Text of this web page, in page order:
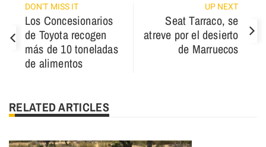
DON'T MISS IT
Los Concesionarios
de Toyota recogen
más de 10 toneladas
de alimentos
UP NEXT
Seat Tarraco, se
atreve por el desierto
de Marruecos
RELATED ARTICLES